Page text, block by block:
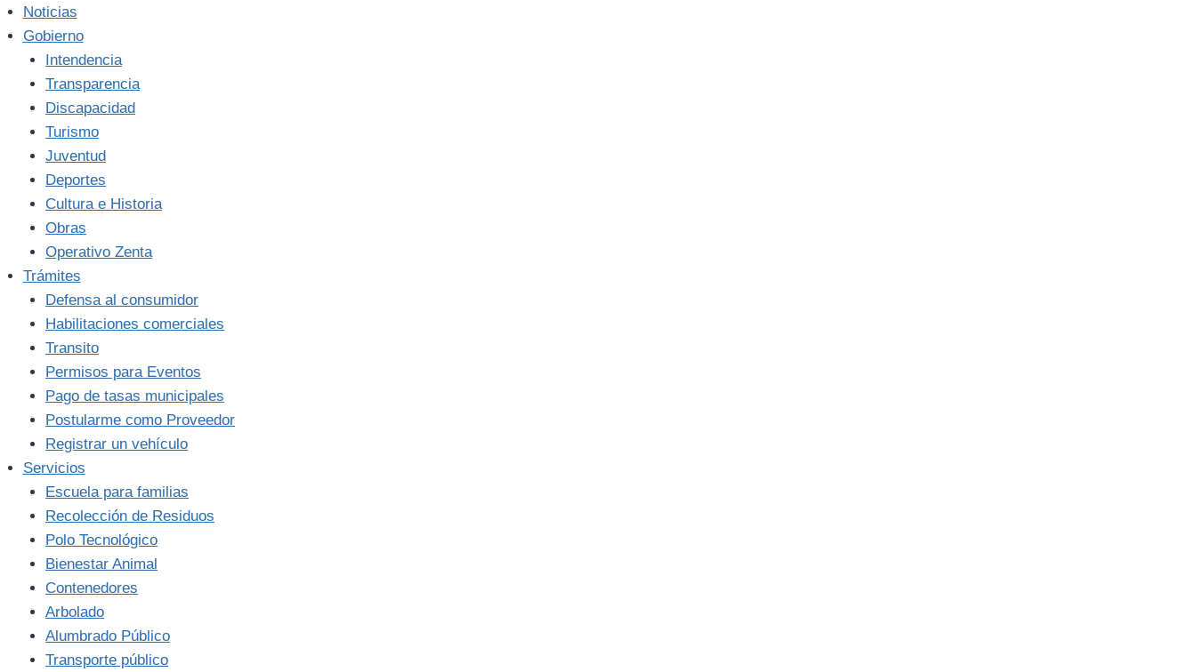
Noticias
Gobierno
Intendencia
Transparencia
Discapacidad
Turismo
Juventud
Deportes
Cultura e Historia
Obras
Operativo Zenta
Trámites
Defensa al consumidor
Habilitaciones comerciales
Transito
Permisos para Eventos
Pago de tasas municipales
Postularme como Proveedor
Registrar un vehículo
Servicios
Escuela para familias
Recolección de Residuos
Polo Tecnológico
Bienestar Animal
Contenedores
Arbolado
Alumbrado Público
Transporte público